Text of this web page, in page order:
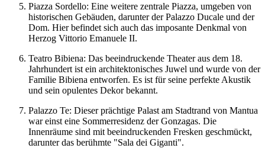
Piazza Sordello: Eine weitere zentrale Piazza, umgeben von
historischen Gebäuden, darunter der Palazzo Ducale und der
Dom. Hier befindet sich auch das imposante Denkmal von
Herzog Vittorio Emanuele II.
Teatro Bibiena: Das beeindruckende Theater aus dem 18.
Jahrhundert ist ein architektonisches Juwel und wurde von der
Familie Bibiena entworfen. Es ist für seine perfekte Akustik
und sein opulentes Dekor bekannt.
Palazzo Te: Dieser prächtige Palast am Stadtrand von Mantua
war einst eine Sommerresidenz der Gonzagas. Die
Innenräume sind mit beeindruckenden Fresken geschmückt,
darunter das berühmte "Sala dei Giganti".